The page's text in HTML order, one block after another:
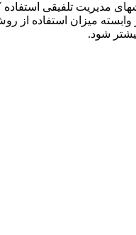
مدیریت تلفیقی
میزان استفاده از
شود.